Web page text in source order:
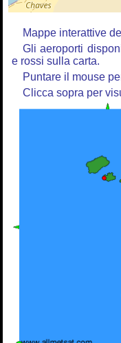
Mappe interattive
Gli aeroporti
e rossi sulla carta.
Puntare il mouse
Clicca sopra per